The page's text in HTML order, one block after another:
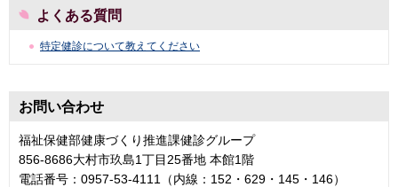
よくある質問
特定健診について教えてください
お問い合わせ
福祉保健部健康づくり推進課健診グループ
856-8686大村市玖島1丁目25番地 本館1階
電話番号：0957-53-4111（内線：152・629・145・146）